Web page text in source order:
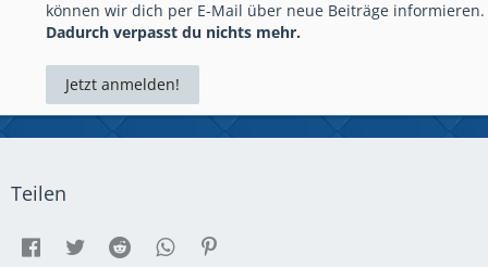
können wir dich per E-Mail über neue Beiträge informieren.
Dadurch verpasst du nichts mehr.
Jetzt anmelden!
Teilen